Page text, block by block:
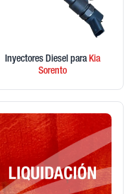
Inyectores Diesel paraKia
Sorento